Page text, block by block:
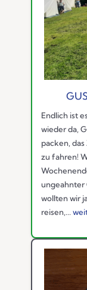
Endlich ist
wieder da,
packen,
zu fahren!
ungeahnter
wollten wir
reisen,...